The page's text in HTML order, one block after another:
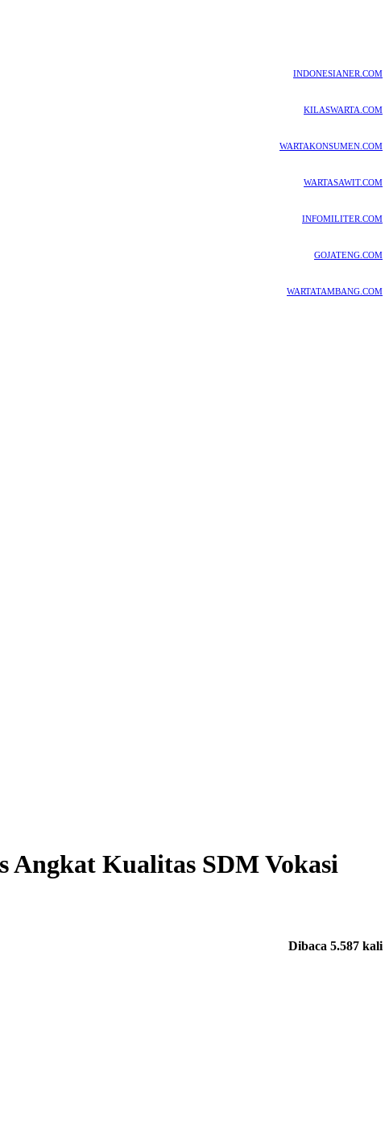
INDONESIANER.COM
KILASWARTA.COM
WARTAKONSUMEN.COM
WARTASAWIT.COM
INFOMILITER.COM
GOJATENG.COM
WARTATAMBANG.COM
Angkat Kualitas SDM Vokasi
Dibaca 5.587 kali